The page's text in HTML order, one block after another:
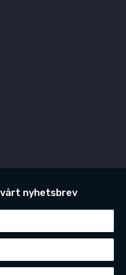
nyhetsbrev